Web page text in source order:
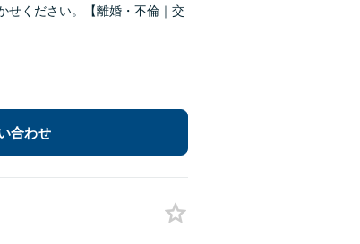
せください。【離婚・不倫｜交
合わせ